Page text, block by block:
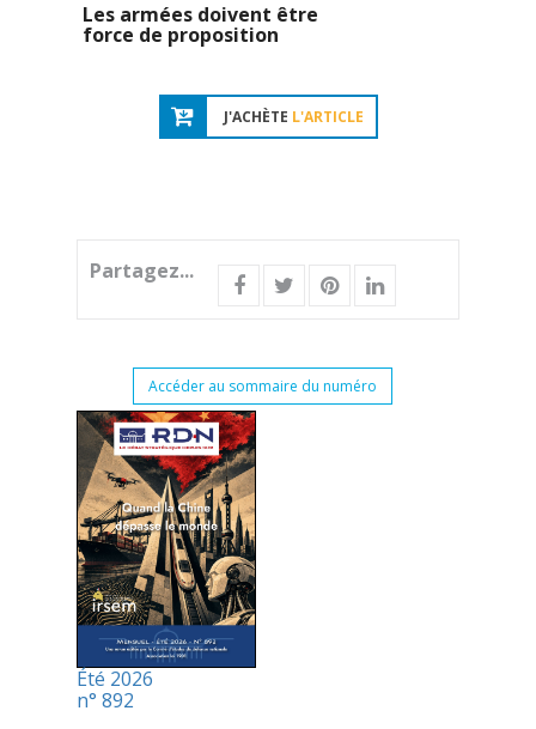
Les armées doivent être
force de proposition
J'ACHÈTE L'ARTICLE
Partagez...
Accéder au sommaire du numéro
Été 2026
n° 892